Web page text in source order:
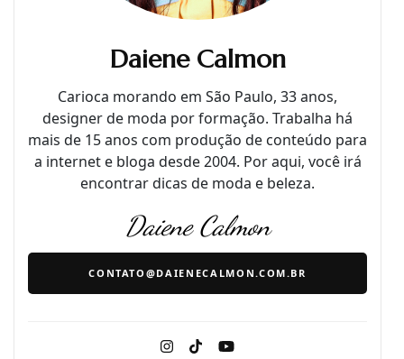
Daiene Calmon
Carioca morando em São Paulo, 33 anos,
designer de moda por formação. Trabalha há
mais de 15 anos com produção de conteúdo para
a internet e bloga desde 2004. Por aqui, você irá
encontrar dicas de moda e beleza.
Daiene Calmon
CONTATO@DAIENECALMON.COM.BR